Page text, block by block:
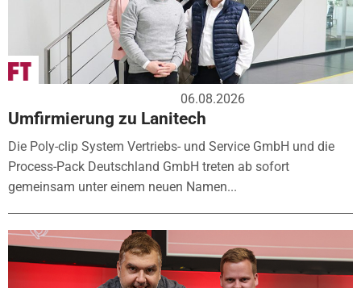
06.08.2026
Umfirmierung zu Lanitech
Die Poly-clip System Vertriebs- und Service GmbH und die
Process-Pack Deutschland GmbH treten ab sofort
gemeinsam unter einem neuen Namen...